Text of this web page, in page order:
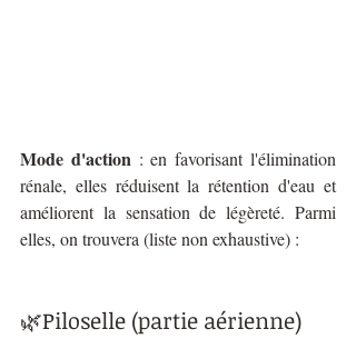
Mode d'action : en favorisant l'élimination
rénale, elles réduisent la rétention d'eau et
améliorent la sensation de légèreté. Parmi
elles, on trouvera (liste non exhaustive) :
🌿Piloselle (partie aérienne)